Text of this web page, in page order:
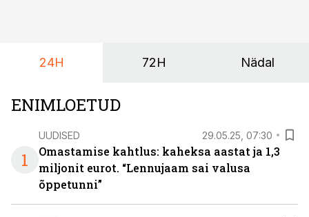
24H 72H Nädal
ENIMLOETUD
1
UUDISED 29.05.25, 07:30
Omastamise kahtlus: kaheksa aastat ja 1,3
miljonit eurot. “Lennujaam sai valusa
õppetunni”